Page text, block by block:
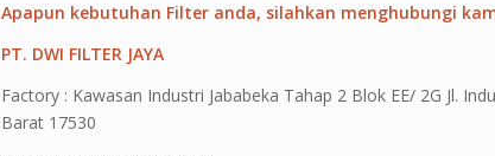
Apapun kebutuhan Filter anda, silahkan menghubungi
PT. DWI FILTER JAYA
Factory : Kawasan Industri Jababeka Tahap 2 Blok EE/ 2G Jl.
Barat 17530